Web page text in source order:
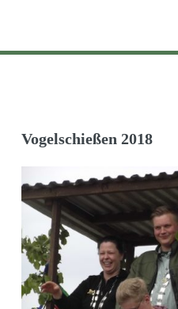
Vogelschießen 2018